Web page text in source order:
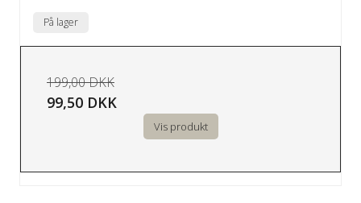
På lager
199,00 DKK
99,50 DKK
Vis produkt